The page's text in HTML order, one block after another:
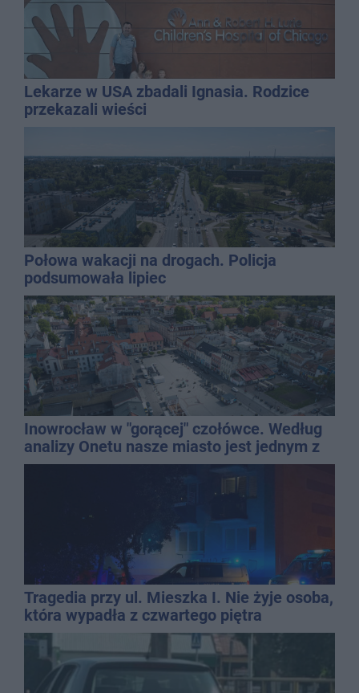
Lekarze w USA zbadali Ignasia. Rodzice
przekazali wieści
Połowa wakacji na drogach. Policja
podsumowała lipiec
Inowrocław w "gorącej" czołówce. Według
analizy Onetu nasze miasto jest jednym z
najbardziej narażonych na upały
Tragedia przy ul. Mieszka I. Nie żyje osoba,
która wypadła z czwartego piętra